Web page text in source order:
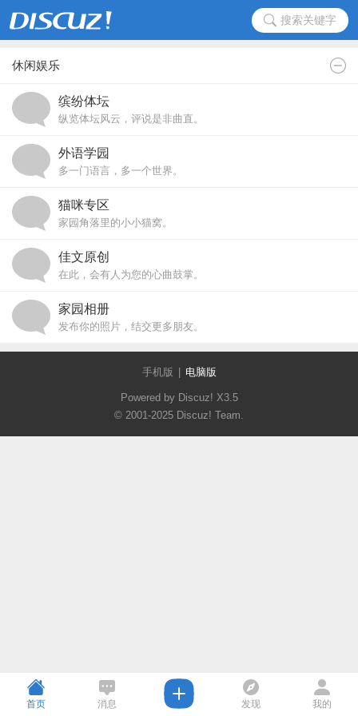
搜索关键字
休闲娱乐
缤纷体坛
纵览体坛风云，评说是非曲直。
外语学园
多一门语言，多一个世界。
猫咪专区
家园角落里的小小猫窝。
佳文原创
在此，会有人为您的心曲鼓掌。
家园相册
发布你的照片，结交更多朋友。
手机版 电脑版
Powered by Discuz! X3.5
© 2001-2025 Discuz! Team.
首页 消息 发现 我的